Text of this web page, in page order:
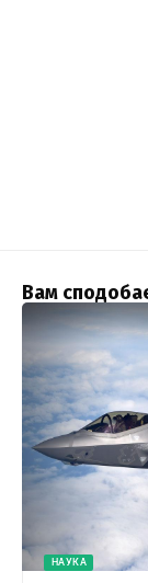
Вам
НАУКА